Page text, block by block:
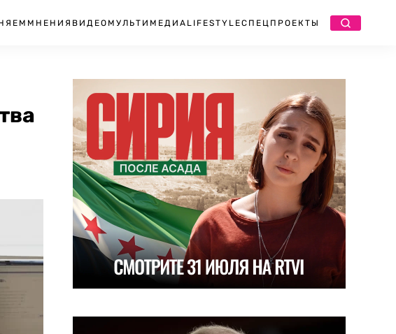
МНЕНИЯ ВИДЕО МУЛЬТИМЕДИА LIFESTYLEСПЕЦПРОЕКТЫ